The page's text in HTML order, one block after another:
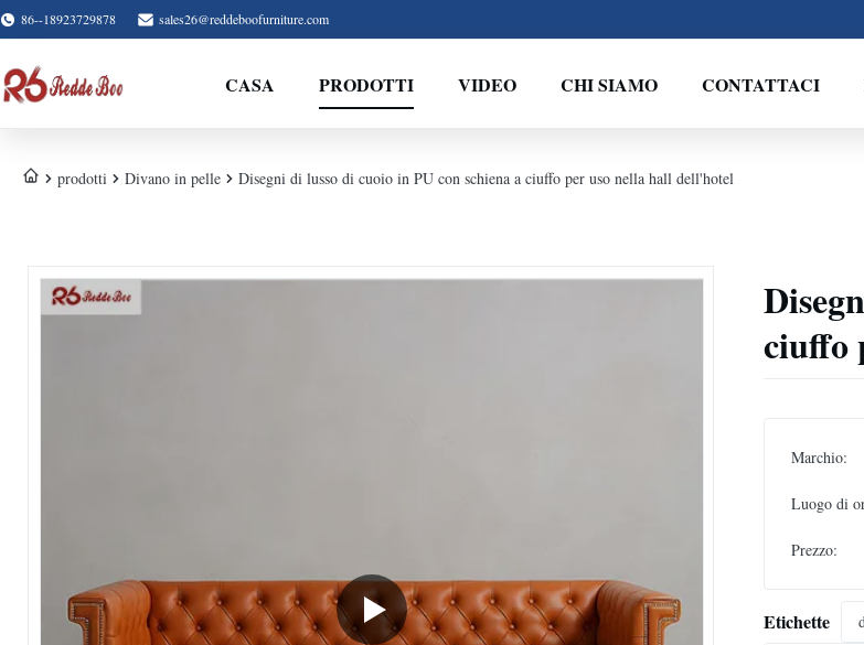
86--18923729878 sales26@reddeboofurniture.com
CASA PRODOTTI VIDEO CHI SIAMO CONTATTACI
prodotti Divano in pelle Disegni di lusso di cuoio in PU con schiena a ciuffo per uso nella hall dell'hotel
ciuffo
Marchio:
Luogo di
Prezzo:
Etichette